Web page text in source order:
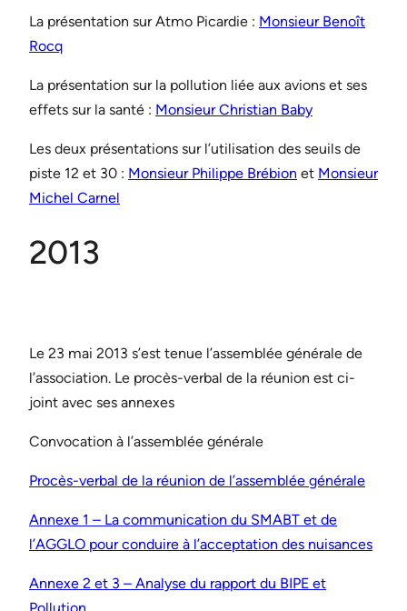
La présentation sur Atmo Picardie : Monsieur Benoît
Rocq
La présentation sur la pollution liée aux avions et ses
effets sur la santé : Monsieur Christian Baby
Les deux présentations sur l’utilisation des seuils de
piste 12 et 30 : Monsieur Philippe Brébion et Monsieur
Michel Carnel
2013
Le 23 mai 2013 s’est tenue l’assemblée générale de
l’association. Le procès-verbal de la réunion est ci-
joint avec ses annexes
Convocation à l’assemblée générale
Procès-verbal de la réunion de l’assemblée générale
Annexe 1 – La communication du SMABT et de
l’AGGLO pour conduire à l’acceptation des nuisances
Annexe 2 et 3 – Analyse du rapport du BIPE et
Pollution